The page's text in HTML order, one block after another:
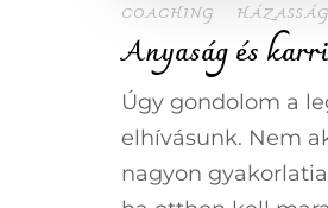
COACHING HÁZASSÁG
Anyaság és
Úgy gondolom a
elhívásunk. Nem
nagyon